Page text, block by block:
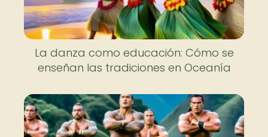
La danza como educación: Cómo se
enseñan las tradiciones en Oceanía